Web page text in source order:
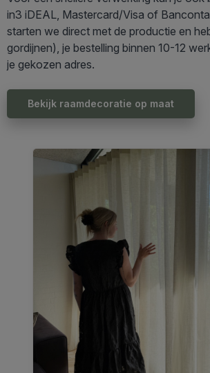
in3 iDEAL, Mastercard/Visa of
starten we direct met de productie en
gordijnen), je bestelling binnen 10-12
je gekozen adres.
Bekijk raamdecoratie op maat